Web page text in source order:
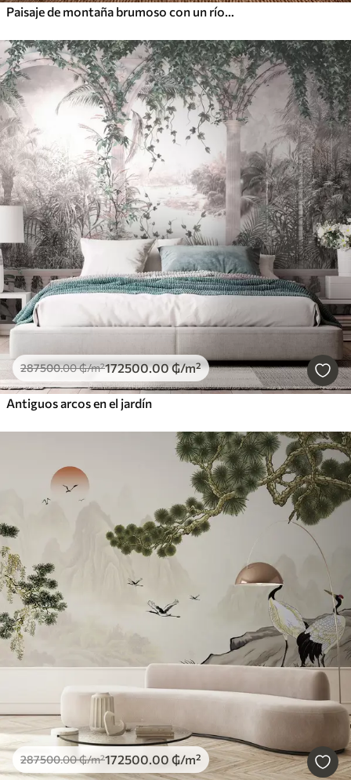
Paisaje de montaña brumoso con un río y pájaros
287500.00₲/m²172500.00₲/m²
Antiguos arcos en el jardín
287500.00₲/m²172500.00 ₲/m²